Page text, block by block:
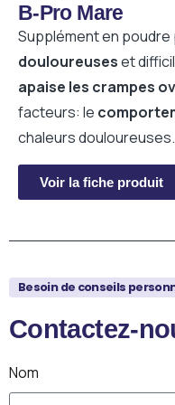
B-Pro Mare
Supplément en poudre
douloureuseset
apaise les crampes
facteurs: le
chaleurs douloureuses.
Voir la fiche produit
Besoin de conseils
Contactez-
Nom